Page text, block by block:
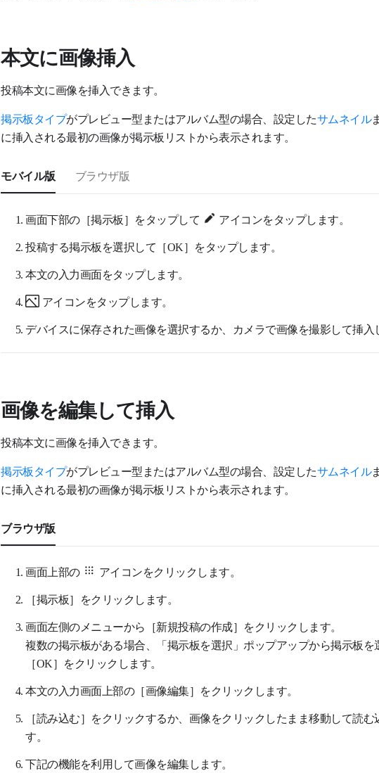
本文に画像挿入
投稿本文に画像を挿入できます。
掲示板タイプがプレビュー型またはアルバム型の場合、設定したサムネイル
に挿入される最初の画像が掲示板リストから表示されます。
モバイル版 ブラウザ版
画面下部の［掲示板］をタップして
アイコンをタップします。
投稿する掲示板を選択して［OK］をタップします。
本文の入力画面をタップします。
アイコンをタップします。
デバイスに保存された画像を選択するか、カメラで画像を撮影して挿入
画像を編集して挿入
投稿本文に画像を挿入できます。
掲示板タイプがプレビュー型またはアルバム型の場合、設定したサムネイル
に挿入される最初の画像が掲示板リストから表示されます。
ブラウザ版
画面上部の
アイコンをクリックします。
［掲示板］をクリックします。
画面左側のメニューから［新規投稿の作成］をクリックします。
複数の掲示板がある場合、「掲示板を選択」ポップアップから掲示板を
［OK］をクリックします。
本文の入力画面上部の［画像編集］をクリックします。
［読み込む］をクリックするか、画像をクリックしたまま移動して読む
す。
下記の機能を利用して画像を編集します。